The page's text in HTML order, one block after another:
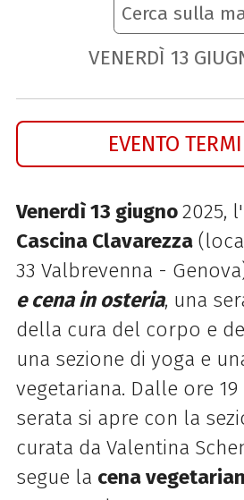
Cerca sulla
VENERDÌ 13
EVENTO
Venerdì 13 giugno2025, l'
Cascina Clavarezza
33 Valbrevenna -
e cena in osteria, una
della cura del corpo e
una sezione di yoga e
vegetariana. Dalle ore
serata si apre con la
curata da Valentina
segue la cena